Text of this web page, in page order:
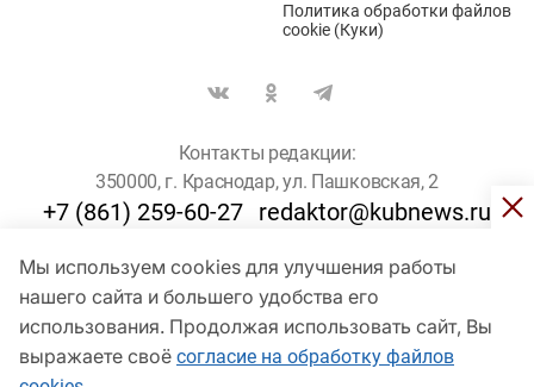
Мы используем cookies для улучшения работы
нашего сайта и большего удобства его
использования. Продолжая использовать сайт, Вы
выражаете своё согласие на обработку файлов
Политика обработки файлов
cookie (Куки)
Контакты редакции:
350000, г. Краснодар, ул. Пашковская, 2
+7 (861) 259-60-27 redaktor@kubnews.ru
Для пользователей старше 16 лет
© Кубанские Новости, 2017
Сетевое издание «kubnews» зарегистрировано Федеральной
службой по надзору в сфере связи, информационных технологий